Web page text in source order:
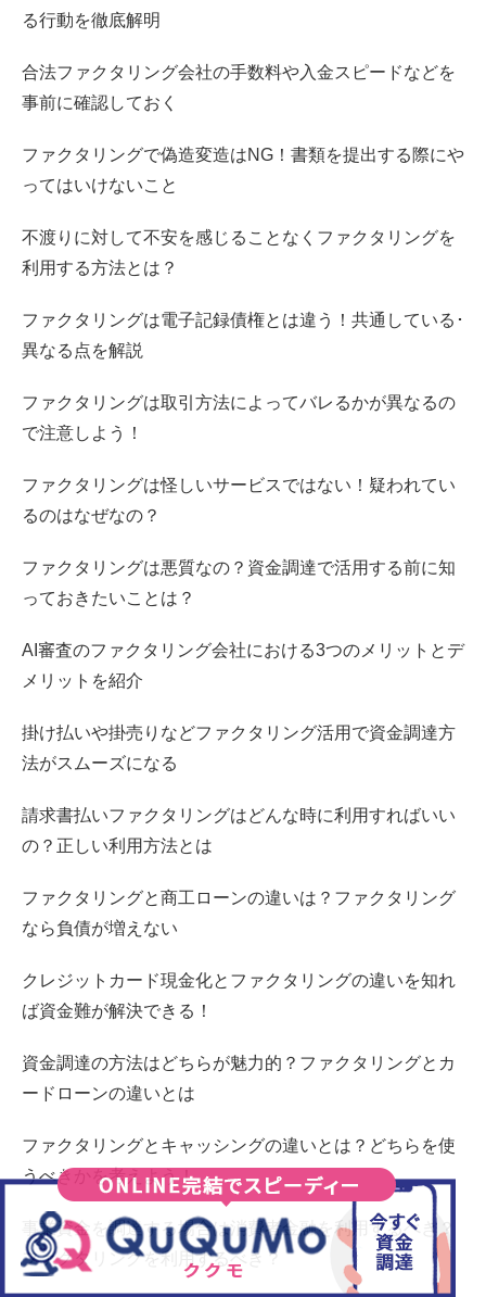
る行動を徹底解明
合法ファクタリング会社の手数料や入金スピードなどを
事前に確認しておく
ファクタリングで偽造変造はNG！書類を提出する際にや
ってはいけないこと
不渡りに対して不安を感じることなくファクタリングを
利用する方法とは？
ファクタリングは電子記録債権とは違う！共通している･
異なる点を解説
ファクタリングは取引方法によってバレるかが異なるの
で注意しよう！
ファクタリングは怪しいサービスではない！疑われてい
るのはなぜなの？
ファクタリングは悪質なの？資金調達で活用する前に知
っておきたいことは？
AI審査のファクタリング会社における3つのメリットとデ
メリットを紹介
掛け払いや掛売りなどファクタリング活用で資金調達方
法がスムーズになる
請求書払いファクタリングはどんな時に利用すればいい
の？正しい利用方法とは
ファクタリングと商工ローンの違いは？ファクタリング
なら負債が増えない
クレジットカード現金化とファクタリングの違いを知れ
ば資金難が解決できる！
資金調達の方法はどちらが魅力的？ファクタリングとカ
ードローンの違いとは
ファクタリングとキャッシングの違いとは？どちらを使
うべきかを考えよう！
事業資金を調達する場合は消費者金融を利用するべき？
ファクタリングを利用するべき？